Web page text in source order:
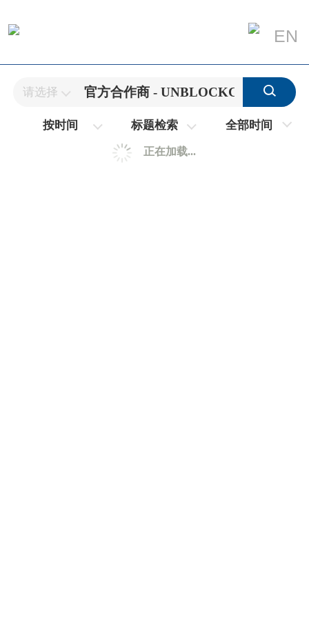
EN
请选择
按时间 标题检索 全部时间
正在加载...